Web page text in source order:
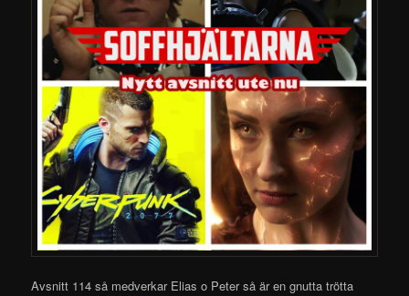
Avsnitt 114 så medverkar Elias o Peter så är en gnutta trötta